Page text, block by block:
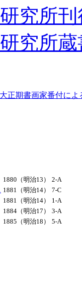
究所
究所
正期書画家番付によ
1880（明治13）
2-A
1881（明治14）
7-C
1881（明治14）
1-A
1884（明治17）
3-A
1885（明治18） 5-A